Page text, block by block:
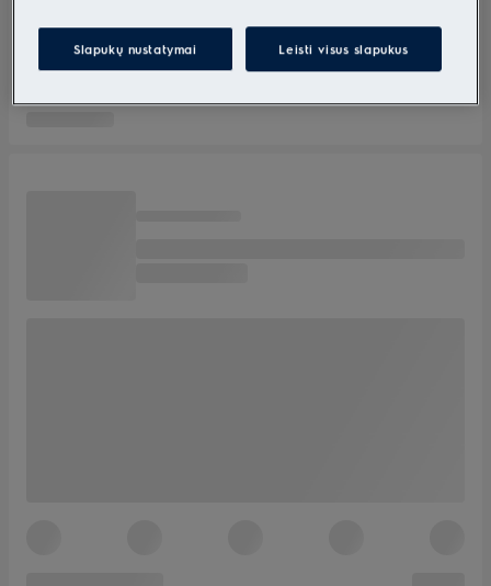
Slapukų nustatymai Leisti visus slapukus